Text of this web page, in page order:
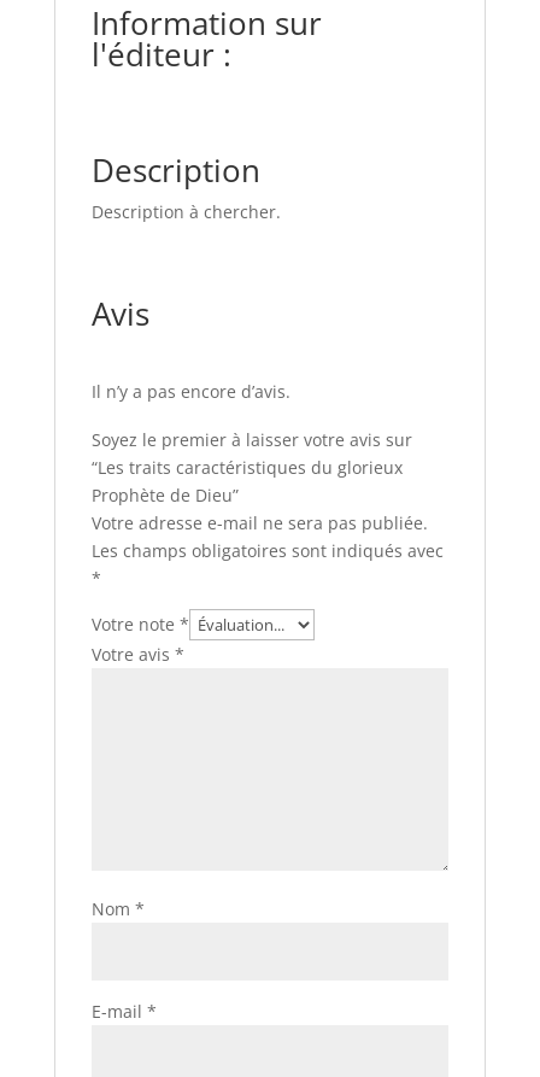
Information sur
l'éditeur :
Description
Description à chercher.
Avis
Il n’y a pas encore d’avis.
Soyez le premier à laisser votre avis sur
“Les traits caractéristiques du glorieux
Prophète de Dieu”
Votre adresse e-mail ne sera pas publiée.
Les champs obligatoires sont indiqués avec
*
Votre note *
Votre avis *
Nom *
E-mail *